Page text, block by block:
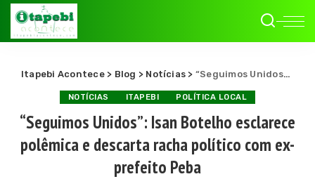
Itapebi Acontece> Blog > Notícias > “Seguimos Unidos”: Isan Botelho esclarece polêmica e descarta racha político com ex-prefeito Peba
NOTÍCIAS ITAPEBI POLÍTICA LOCAL
“Seguimos Unidos”: Isan Botelho esclarece
polêmica e descarta racha político com ex-
prefeito Peba